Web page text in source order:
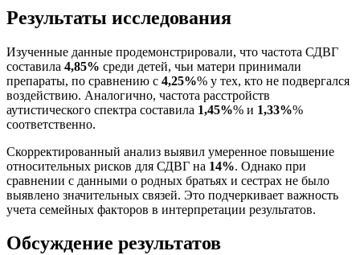
Результаты исследования
Изученные данные продемонстрировали, что частота СДВГ
составила 4,85% среди детей, чьи матери принимали
препараты, по сравнению с 4,25%% у тех, кто не подвергался
воздействию. Аналогично, частота расстройств
аутистического спектра составила 1,45%% и 1,33%%
соответственно.
Скорректированный анализ выявил умеренное повышение
относительных рисков для СДВГ на 14%. Однако при
сравнении с данными о родных братьях и сестрах не было
выявлено значительных связей. Это подчеркивает важность
учета семейных факторов в интерпретации результатов.
Обсуждение результатов